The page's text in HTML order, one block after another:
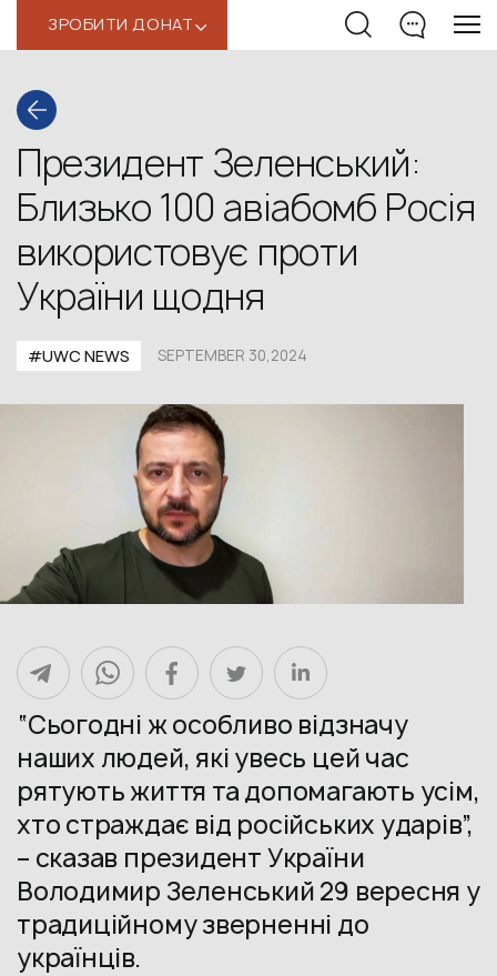
ЗРОБИТИ ДОНАТ‹
Президент Зеленський:
Близько 100 авіабомб Росія
використовує проти
України щодня
#UWС NEWS SEPTEMBER 30,2024
“Сьогодні ж особливо відзначу
наших людей, які увесь цей час
рятують життя та допомагають усім,
хто страждає від російських ударів”,
– сказав президент України
Володимир Зеленський 29 вересня у
традиційному зверненні до
українців.